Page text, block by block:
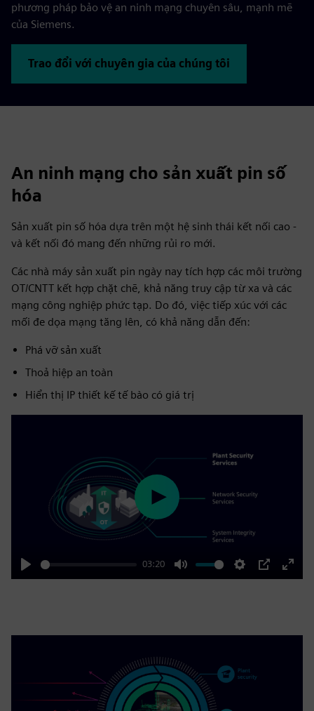
phương pháp bảo vệ an ninh mạng chuyên sâu, mạnh mẽ
của Siemens.
Trao đổi với chuyên gia của chúng tôi
An ninh mạng cho sản xuất pin số
hóa
Sản xuất pin số hóa dựa trên một hệ sinh thái kết nối cao -
và kết nối đó mang đến những rủi ro mới.
Các nhà máy sản xuất pin ngày nay tích hợp các môi trường
OT/CNTT kết hợp chặt chẽ, khả năng truy cập từ xa và các
mạng công nghiệp phức tạp. Do đó, việc tiếp xúc với các
mối đe dọa mạng tăng lên, có khả năng dẫn đến:
Phá vỡ sản xuất
Thoả hiệp an toàn
Hiển thị IP thiết kế tế bào có giá trị
Play
03:20
Mute Settings
PIP
Enter
Play